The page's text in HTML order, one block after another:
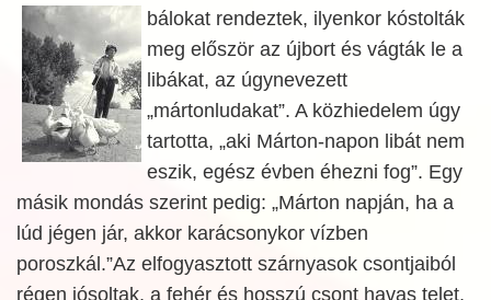
bálokat rendeztek, ilyenkor kóstolták
meg először az újbort és vágták le a
libákat, az úgynevezett
„mártonludakat”. A közhiedelem úgy
tartotta, „aki Márton-napon libát nem
eszik, egész évben éhezni fog”. Egy
másik mondás szerint pedig: „Márton napján, ha a
lúd jégen jár, akkor karácsonykor vízben
poroszkál.”Az elfogyasztott szárnyasok csontjaiból
régen jósoltak, a fehér és hosszú csont havas telet,